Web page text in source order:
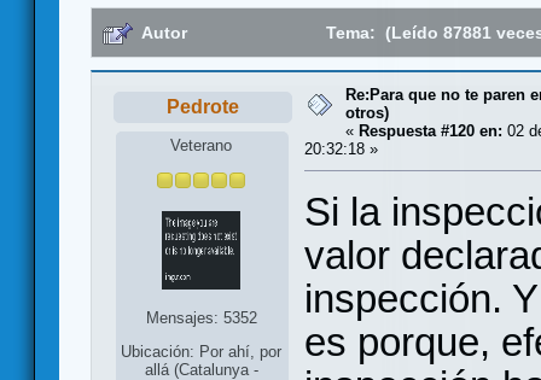
Autor Tema: (Leído 87881
Pedrote
Veterano
Mensajes: 5352
Ubicación: Por ahí, por
allá (Catalunya -
Re:Para que no te paren
otros)
« Respuesta #120 en: 02
20:32:18 »
Si la
valor
inspección.
es porque,